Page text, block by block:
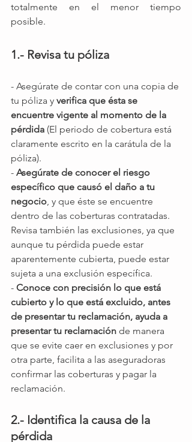
totalmente en el menor tiempo
posible.
1.- Revisa tu póliza
- Asegúrate de contar con una copia de
tu póliza y verifica que ésta se
encuentre vigente al momento de la
pérdida (El periodo de cobertura está
claramente escrito en la carátula de la
póliza).
- Asegúrate de conocer el riesgo
específico que causó el daño a tu
negocio, y que éste se encuentre
dentro de las coberturas contratadas.
Revisa también las exclusiones, ya que
aunque tu pérdida puede estar
aparentemente cubierta, puede estar
sujeta a una exclusión específica.
- Conoce con precisión lo que está
cubierto y lo que está excluido, antes
de presentar tu reclamación, ayuda a
presentar tu reclamación de manera
que se evite caer en exclusiones y por
otra parte, facilita a las aseguradoras
confirmar las coberturas y pagar la
reclamación.
2.- Identifica la causa de la
pérdida